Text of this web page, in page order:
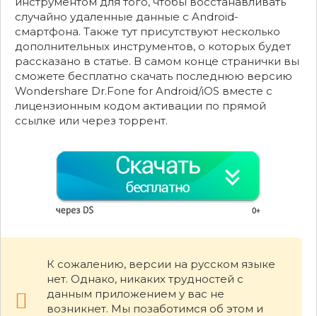
случайно удаленные данные с Android-
смартфона. Также тут присутствуют несколько
дополнительных инструментов, о которых будет
рассказано в статье. В самом конце странички вы
сможете бесплатно скачать последнюю версию
Wondershare Dr.Fone for Android/iOS вместе с
лицензионным кодом активации по прямой
ссылке или через торрент.
К сожалению, версии на русском языке
нет. Однако, никаких трудностей с
данным приложением у вас не
возникнет. Мы позаботимся об этом и